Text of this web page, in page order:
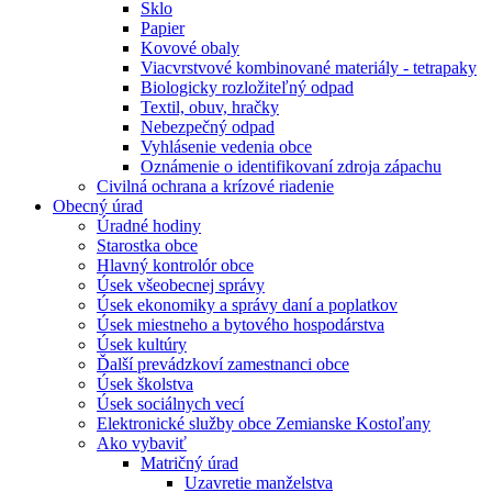
Sklo
Papier
Kovové obaly
Viacvrstvové kombinované materiály - tetrapaky
Biologicky rozložiteľný odpad
Textil, obuv, hračky
Nebezpečný odpad
Vyhlásenie vedenia obce
Oznámenie o identifikovaní zdroja zápachu
Civilná ochrana a krízové riadenie
Obecný úrad
Úradné hodiny
Starostka obce
Hlavný kontrolór obce
Úsek všeobecnej správy
Úsek ekonomiky a správy daní a poplatkov
Úsek miestneho a bytového hospodárstva
Úsek kultúry
Ďalší prevádzkoví zamestnanci obce
Úsek školstva
Úsek sociálnych vecí
Elektronické služby obce Zemianske Kostoľany
Ako vybaviť
Matričný úrad
Uzavretie manželstva